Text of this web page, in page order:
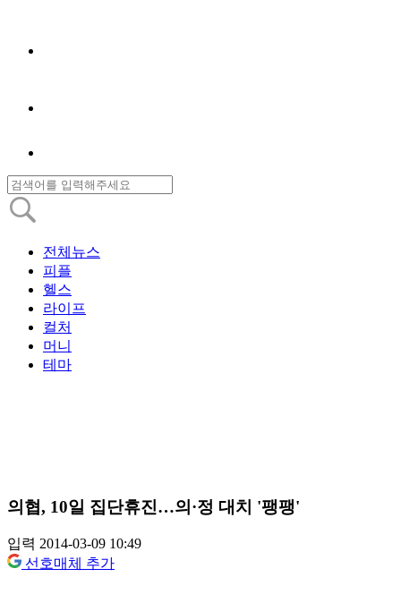
전체뉴스
피플
헬스
라이프
컬처
머니
테마
의협, 10일 집단휴진…의·정 대치 '팽팽'
입력 2014-03-09 10:49
선호매체 추가